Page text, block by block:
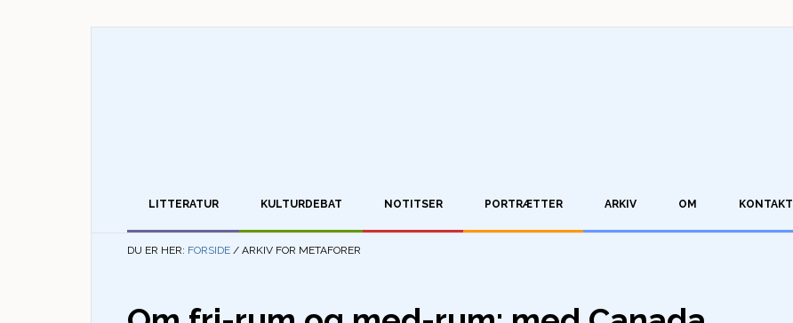
LITTERATUR KULTURDEBAT NOTITSER PORTRÆTTER ARKIV OM KONTAKT
DU ER HER: FORSIDE / ARKIV FOR METAFORER